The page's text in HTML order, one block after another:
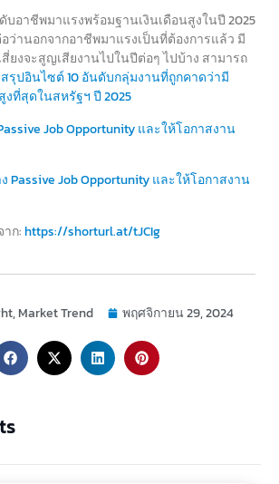
บอาชีพมาแรงพร้อมฐานเงินเดือนสูงในปี 2025
ว่านอกจากอาชีพมาแรงเป็นที่ต้องการแล้ว มี
ยงจะสูญเสียงานไปในปีต่อๆ ไปบ้าง สามารถ
สรุปอินไซต์ 10 อันดับกลุ่มงานที่ถูกคาดว่ามี
งที่สุดในสหรัฐฯ ปี 2025
Job Opportunityและให้โอกาสงาน
ก:https://shorturl.at/tJCIg
,Market Trend พฤศจิกายน 29, 2024